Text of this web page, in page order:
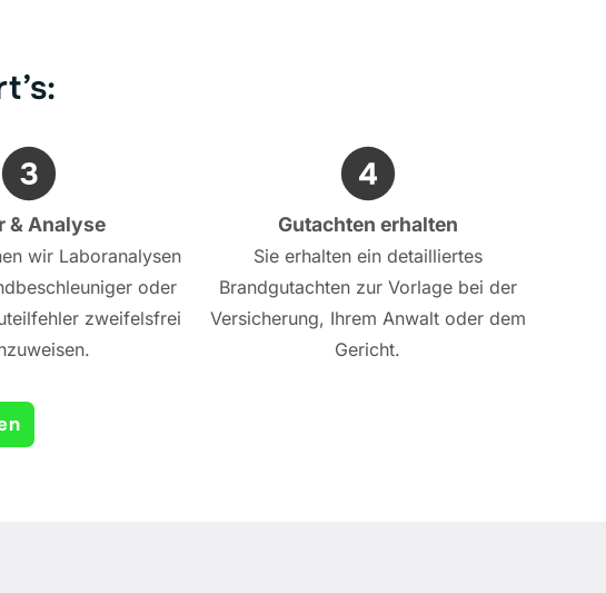
& Analyse
wir Laboranalysen
oder
zweifelsfrei
Gutachten erhalten
Sie erhalten ein detailliertes
Brandgutachten zur Vorlage bei der
Versicherung, Ihrem Anwalt oder dem
Gericht.